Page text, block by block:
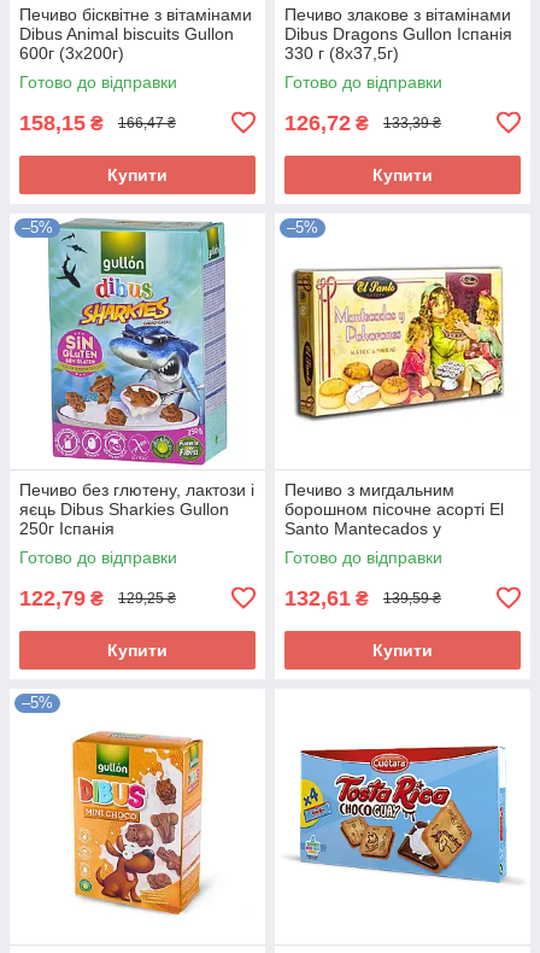
Печиво бісквітне з вітамінами
Dibus Animal biscuits Gullon
600г (3х200г)
Готово до відправки
158,15 ₴ 166,47 ₴
Купити
Печиво злакове з вітамінами
Dibus Dragons Gullon Іспанія
330 г (8х37,5г)
Готово до відправки
126,72 ₴ 133,39 ₴
Купити
–5%
Печиво без глютену, лактози і
яєць Dibus Sharkies Gullon
250г Іспанія
Готово до відправки
122,79 ₴ 129,25 ₴
Купити
–5%
Печиво з мигдальним
борошном пісочне асорті El
Santo Mantecados y
Polvorones 300 г Іспанія
Готово до відправки
132,61 ₴ 139,59 ₴
Купити
–5%